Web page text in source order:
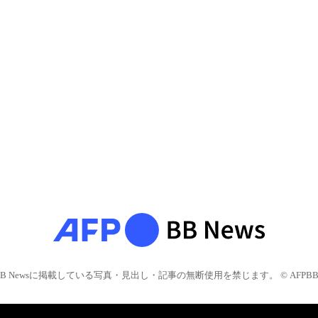
Newsに掲載している写真・見出し・記事の無断使用を禁じます。 © AFPBB